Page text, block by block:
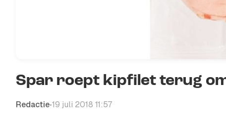
Spar roept kipfilet terug
Redactie•19 juli 2018 11:57